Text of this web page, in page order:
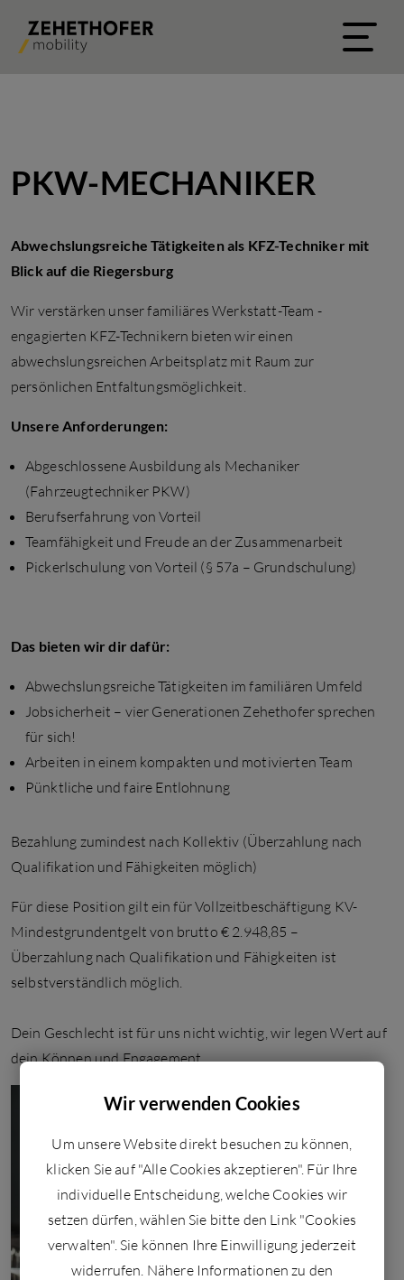
PKW-MECHANIKER
Abwechslungsreiche Tätigkeiten als KFZ-Techniker mit
Blick auf die Riegersburg
Wir verstärken unser familiäres Werkstatt-Team -
engagierten KFZ-Technikern bieten wir einen
abwechslungsreichen Arbeitsplatz mit Raum zur
persönlichen Entfaltungsmöglichkeit.
Unsere Anforderungen:
Abgeschlossene Ausbildung als Mechaniker
(Fahrzeugtechniker PKW)
Berufserfahrung von Vorteil
Teamfähigkeit und Freude an der Zusammenarbeit
Pickerlschulung von Vorteil (§ 57a – Grundschulung)
Das bieten wir dir dafür:
Abwechslungsreiche Tätigkeiten im familiären Umfeld
Jobsicherheit – vier Generationen Zehethofer sprechen
für sich!
Arbeiten in einem kompakten und motivierten Team
Pünktliche und faire Entlohnung
Bezahlung zumindest nach Kollektiv (Überzahlung nach
Qualifikation und Fähigkeiten möglich)
Für diese Position gilt ein für Vollzeitbeschäftigung KV-
Mindestgrundentgelt von brutto € 2.948,85 –
Überzahlung nach Qualifikation und Fähigkeiten ist
selbstverständlich möglich.
Dein Geschlecht ist für uns nicht wichtig, wir legen Wert auf
dein Können und Engagement.
Wir verwenden Cookies
Um unsere Website direkt besuchen zu können,
klicken Sie auf "Alle Cookies akzeptieren". Für Ihre
individuelle Entscheidung, welche Cookies wir
setzen dürfen, wählen Sie bitte den Link "Cookies
verwalten". Sie können Ihre Einwilligung jederzeit
widerrufen. Nähere Informationen zu den